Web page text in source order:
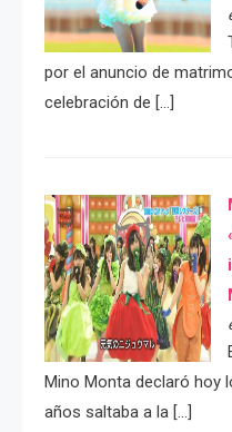
por el anuncio de
celebración de […]
Mino Monta declaró hoy
años saltaba a la […]